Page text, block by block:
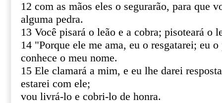
12 com as mãos eles o segurarão, para que
alguma pedra.
13 Você pisará o leão e a cobra; pisoteará o
14 "Porque ele me ama, eu o resgatarei; eu
conhece o meu nome.
15 Ele clamará a mim, e eu lhe darei
estarei com ele;
vou livrá-lo e cobri-lo de honra.